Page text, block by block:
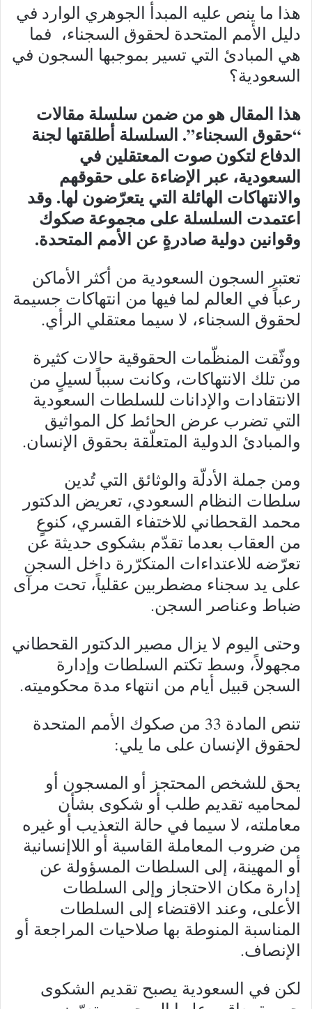
هذا ما ينص عليه المبدأ الجوهري الوارد في
دليل الأمم المتحدة لحقوق السجناء، فما
هي المبادئ التي تسير بموجبها السجون في
السعودية؟
هذا المقال هو من ضمن سلسلة مقالات
“حقوق السجناء”. السلسلة أطلقتها لجنة
الدفاع لتكون صوت المعتقلين في
السعودية، عبر الإضاءة على حقوقهم
والانتهاكات الهائلة التي يتعرّضون لها. وقد
اعتمدت السلسلة على مجموعة صكوك
وقوانين دولية صادرةٍ عن الأمم المتحدة.
تعتبر السجون السعودية من أكثر الأماكن
رعباً في العالم لما فيها من انتهاكات جسيمة
لحقوق السجناء، لا سيما معتقلي الرأي.
ووثّقت المنظّمات الحقوقية حالات كثيرة
من تلك الانتهاكات، وكانت سبباً لسيلٍ من
الانتقادات والإدانات للسلطات السعودية
التي تضرب عرض الحائط كل المواثيق
والمبادئ الدولية المتعلّقة بحقوق الإنسان.
ومن جملة الأدلّة والوثائق التي تُدين
سلطات النظام السعودي، تعريض الدكتور
محمد القحطاني للاختفاء القسري، كنوعٍ
من العقاب بعدما تقدّم بشكوى حديثة عن
تعرّضه للاعتداءات المتكرّرة داخل السجن
على يد سجناء مضطربين عقلياً، تحت مرآى
ضباط وعناصر السجن.
وحتى اليوم لا يزال مصير الدكتور القحطاني
مجهولاً، وسط تكتم السلطات وإدارة
السجن قبيل أيام من انتهاء مدة محكوميته.
تنص المادة 33 من صكوك الأمم المتحدة
لحقوق الإنسان على ما يلي:
يحق للشخص المحتجز أو المسجون أو
لمحاميه تقديم طلب أو شكوى بشأن
معاملته، لا سيما في حالة التعذيب أو غيره
من ضروب المعاملة القاسية أو اللاإنسانية
أو المهينة، إلى السلطات المسؤولة عن
إدارة مكان الاحتجاز وإلى السلطات
الأعلى، وعند الاقتضاء إلى السلطات
المناسبة المنوطة بها صلاحيات المراجعة أو
الإنصاف.
لكن في السعودية يصبح تقديم الشكوى